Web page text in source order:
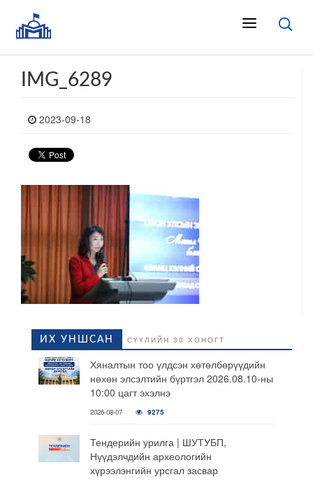
IMG_6289
2023-09-18
ИХ УНШСАН СҮҮЛИЙН 30 ХОНОГТ
Хяналтын тоо үлдсэн хөтөлбөрүүдийн
нөхөн элсэлтийн бүртгэл 2026.08.10-ны
10:00 цагт эхэлнэ
2026-08-07 9275
Тендерийн урилга | ШУТУБП,
Нүүдэлчдийн археологийн
хүрээлэнгийн урсгал засвар